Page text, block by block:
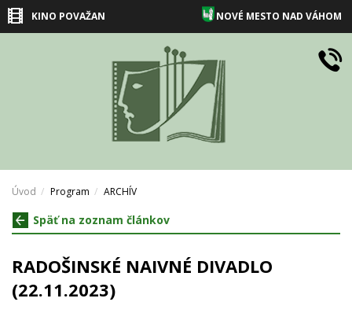
KINO POVAŽAN NOVÉ MESTO NAD VÁHOM
Úvod Program ARCHÍV
Späť na zoznam článkov
RADOŠINSKÉ NAIVNÉ DIVADLO
(22.11.2023)